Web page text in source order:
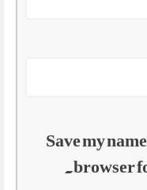
Save my
browser